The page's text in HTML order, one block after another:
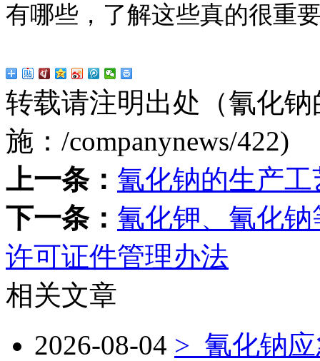
有哪些，了解这些真的很重
转载请注明出处（氰化
施： /companynews/422)
上一条： 氰化钠的生产工
下一条： 氰化钾、氰化
许可证件管理办法
相关文章
2026-08-04 > 氰化钠